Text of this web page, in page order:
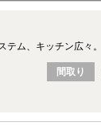
ム、キッチン広々。
間取り